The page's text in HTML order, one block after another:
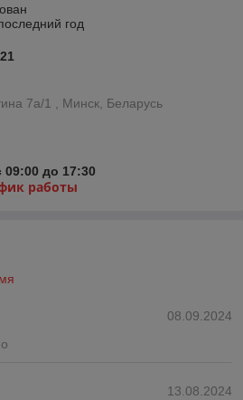
год
7а/1 , Минск, Беларусь
09:00 до 17:30
работы
08.09.2024
13.08.2024